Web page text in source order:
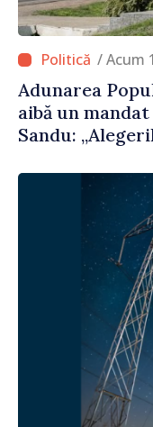
/ Acum
Adunarea
aibă un
Sandu: